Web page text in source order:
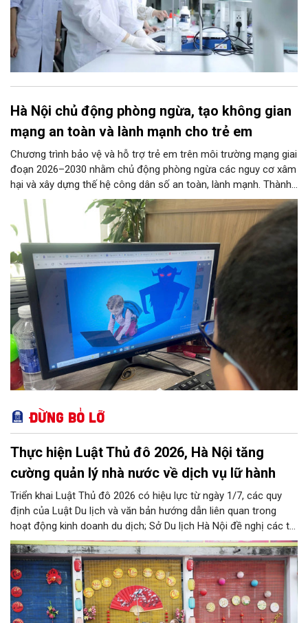
Hà Nội chủ động phòng ngừa, tạo không gian
mạng an toàn và lành mạnh cho trẻ em
Chương trình bảo vệ và hỗ trợ trẻ em trên môi trường mạng giai
đoạn 2026–2030 nhằm chủ động phòng ngừa các nguy cơ xâm
hại và xây dựng thế hệ công dân số an toàn, lành mạnh. Thành
phố đề ra các chỉ tiêu lớn như phổ cập giải pháp an ninh mạng
tại các trường học, ngăn chặn thông tin độc hại từ đường
truyền Internet và hỗ trợ 100% trẻ em bị xâm hại. 11 nhóm
nhiệm vụ trọng tâm được giao cho các sở, ngành thực hiện
đồng bộ, từ hoàn thiện pháp lý, phát triển công nghệ AI, hạ tầng
IPv6 đến truyền thông và hỗ trợ sức khỏe tâm thần. Bên cạnh
đó, chương trình siết chặt trách nhiệm của doanh nghiệp công
nghệ, viễn thông và đơn vị cung cấp trò chơi điện tử trong việc
gỡ bỏ nội dung độc hại và bảo vệ thông tin riêng tư của trẻ.
Đừng bỏ lỡ
Thực hiện Luật Thủ đô 2026, Hà Nội tăng
cường quản lý nhà nước về dịch vụ lữ hành
Triển khai Luật Thủ đô 2026 có hiệu lực từ ngày 1/7, các quy
định của Luật Du lịch và văn bản hướng dẫn liên quan trong
hoạt động kinh doanh du dịch; Sở Du lịch Hà Nội đề nghị các tổ
chức, đơn vị, doanh nghiệp kinh doanh dịch vụ lữ hành trên địa
bàn thành phố thực hiện một số nội dung quan trọng. Qua đó
góp phần thực hiện thắng lợi các mục tiêu phát triển du lịch Hà
Nội năm 2026 và giai đoạn tiếp theo.